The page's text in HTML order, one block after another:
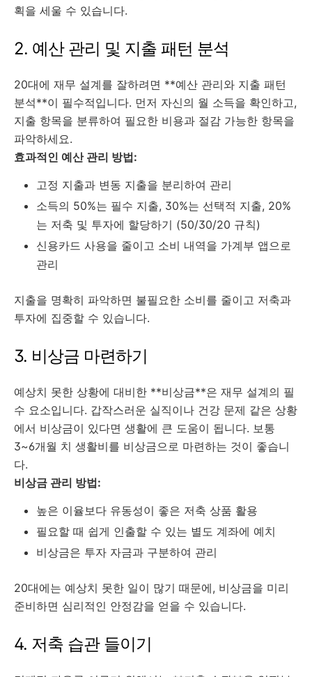
획을 세울 수 있습니다.
2. 예산 관리 및 지출 패턴 분석
20대에 재무 설계를 잘하려면 **예산 관리와 지출 패턴
분석**이 필수적입니다. 먼저 자신의 월 소득을 확인하고,
지출 항목을 분류하여 필요한 비용과 절감 가능한 항목을
파악하세요.
효과적인 예산 관리 방법:
고정 지출과 변동 지출을 분리하여 관리
소득의 50%는 필수 지출, 30%는 선택적 지출, 20%
는 저축 및 투자에 할당하기 (50/30/20 규칙)
신용카드 사용을 줄이고 소비 내역을 가계부 앱으로
관리
지출을 명확히 파악하면 불필요한 소비를 줄이고 저축과
투자에 집중할 수 있습니다.
3. 비상금 마련하기
예상치 못한 상황에 대비한 **비상금**은 재무 설계의 필
수 요소입니다. 갑작스러운 실직이나 건강 문제 같은 상황
에서 비상금이 있다면 생활에 큰 도움이 됩니다. 보통
3~6개월 치 생활비를 비상금으로 마련하는 것이 좋습니
다.
비상금 관리 방법:
높은 이율보다 유동성이 좋은 저축 상품 활용
필요할 때 쉽게 인출할 수 있는 별도 계좌에 예치
비상금은 투자 자금과 구분하여 관리
20대에는 예상치 못한 일이 많기 때문에, 비상금을 미리
준비하면 심리적인 안정감을 얻을 수 있습니다.
4. 저축 습관 들이기